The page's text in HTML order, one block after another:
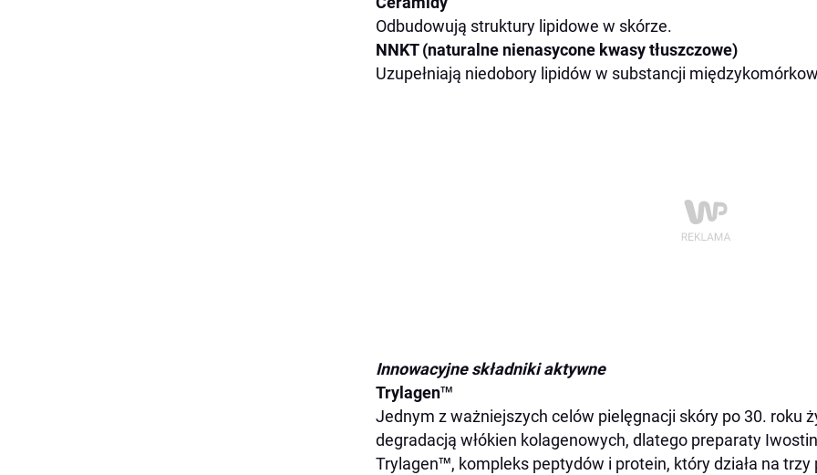
Odbudowują struktury lipidowe w skórze.
NNKT (naturalne nienasycone kwasy tłuszczowe)
Uzupełniają niedobory lipidów w substancji
Innowacyjne składniki aktywne
Trylagen™
Jednym z ważniejszych celów pielęgnacji skóry po 30. roku
degradacją włókien kolagenowych, dlatego preparaty
Trylagen™, kompleks peptydów i protein, który działa na